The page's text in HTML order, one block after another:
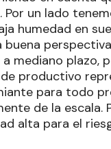
Por un lado
humedad en
buena
mediano plazo,
productivo
para todo
de la escala.
alta para el